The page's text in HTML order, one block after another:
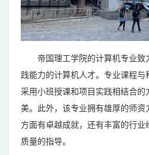
帝国理工学院的计算机专业
践能力的计算机人才。专业课程
采用小班授课和项目实践相结合
美。此外，该专业拥有雄厚的师
方面有卓越成就，还有丰富的行
质量的指导。